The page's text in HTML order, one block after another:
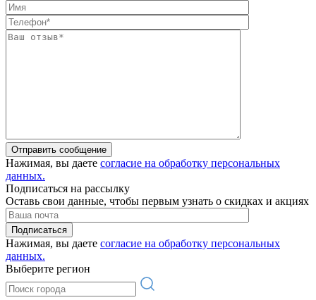
Отправить сообщение
Нажимая, вы даете согласие на обработку персональных
данных.
Подписаться на рассылку
Оставь свои данные, чтобы первым узнать о скидках и акциях
Подписаться
Нажимая, вы даете согласие на обработку персональных
данных.
Выберите регион